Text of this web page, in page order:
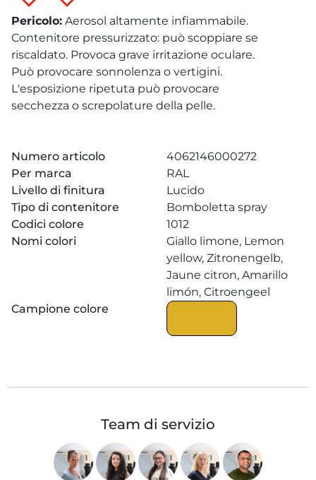
Pericolo: Aerosol altamente infiammabile.
Contenitore pressurizzato: può scoppiare se
riscaldato. Provoca grave irritazione oculare.
Può provocare sonnolenza o vertigini.
L'esposizione ripetuta può provocare
secchezza o screpolature della pelle.
Numero articolo
4062146000272
Per marca
RAL
Livello di finitura
Lucido
Tipo di contenitore
Bomboletta spray
Codici colore
1012
Nomi colori
Giallo limone, Lemon
yellow, Zitronengelb,
Jaune citron, Amarillo
limón, Citroengeel
Campione colore
Team di servizio